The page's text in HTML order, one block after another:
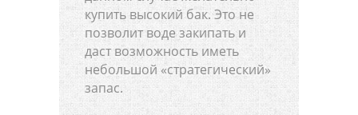
купить высокий бак. Это не
позволит воде закипать и
даст возможность иметь
небольшой «стратегический»
запас.